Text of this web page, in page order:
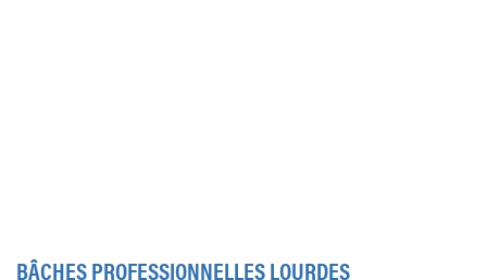
BÂCHES PROFESSIONNELLES LOURDES